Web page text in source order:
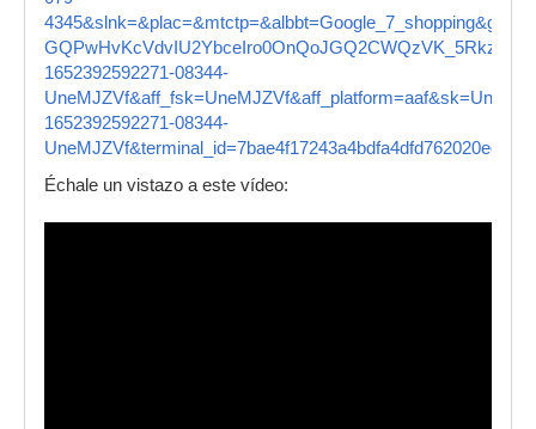
1652392592271-08344-
1652392592271-08344-
Échale un vistazo a este vídeo: